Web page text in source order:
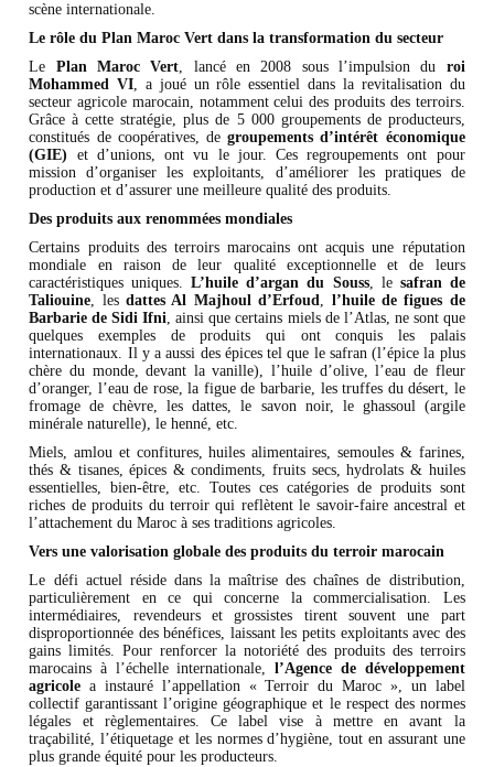
scène internationale.
Le rôle du Plan Maroc Vert dans la transformation du secteur
Le Plan Maroc Vert, lancé en 2008 sous l’impulsion du roi
Mohammed VI, a joué un rôle essentiel dans la revitalisation du
secteur agricole marocain, notamment celui des produits des terroirs.
Grâce à cette stratégie, plus de 5 000 groupements de producteurs,
constitués de coopératives, degroupements d’intérêt économique
(GIE) et d’unions, ont vu le jour. Ces regroupements ont pour
mission d’organiser les exploitants, d’améliorer les pratiques de
production et d’assurer une meilleure qualité des produits.
Des produits aux renommées mondiales
Certains produits des terroirs marocains ont acquis une réputation
mondiale en raison de leur qualité exceptionnelle et de leurs
caractéristiques uniques.L’huile d’argan du Souss, le safran de
Taliouine, lesdattes Al Majhoul d’Erfoud, l’huile de figues de
Barbarie de Sidi Ifni, ainsi que certains miels de l’Atlas, ne sont que
quelques exemples de produits qui ont conquis les palais
internationaux. Il y a aussi des épices tel que le safran (l’épice la plus
chère du monde, devant la vanille), l’huile d’olive, l’eau de fleur
d’oranger, l’eau de rose, la figue de barbarie, les truffes du désert, le
fromage de chèvre, les dattes, le savon noir, le ghassoul (argile
minérale naturelle), le henné, etc.
Miels, amlou et confitures, huiles alimentaires, semoules & farines,
thés & tisanes, épices & condiments, fruits secs, hydrolats & huiles
essentielles, bien-être, etc. Toutes ces catégories de produits sont
riches de produits du terroir qui reflètent le savoir-faire ancestral et
l’attachement du Maroc à ses traditions agricoles.
Vers une valorisation globale des produits du terroir marocain
Le défi actuel réside dans la maîtrise des chaînes de distribution,
particulièrement en ce qui concerne la commercialisation. Les
intermédiaires, revendeurs et grossistes tirent souvent une part
disproportionnée des bénéfices, laissant les petits exploitants avec des
gains limités. Pour renforcer la notoriété des produits des terroirs
marocains à l’échelle internationale,l’Agence de développement
agricole a instauré l’appellation « Terroir du Maroc », un label
collectif garantissant l’origine géographique et le respect des normes
légales et règlementaires. Ce label vise à mettre en avant la
traçabilité, l’étiquetage et les normes d’hygiène, tout en assurant une
plus grande équité pour les producteurs.